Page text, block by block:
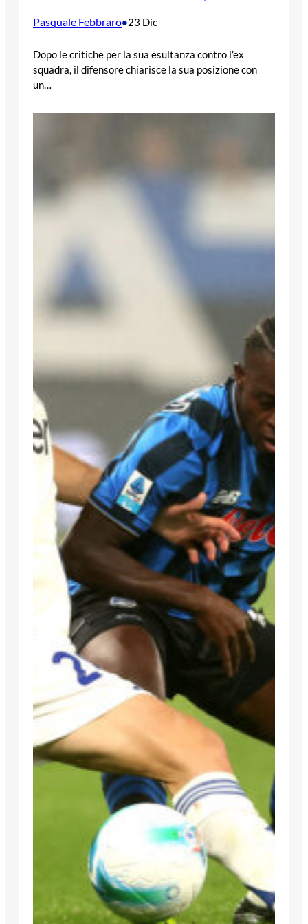
Pasquale Febbraro•23 Dic
Dopo le critiche per la sua esultanza contro l’ex
squadra, il difensore chiarisce la sua posizione con
un…